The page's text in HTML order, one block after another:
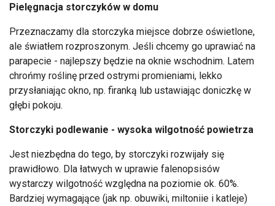
Pielęgnacja storczyków w domu
Przeznaczamy dla storczyka miejsce dobrze oświetlone,
ale światłem rozproszonym. Jeśli chcemy go uprawiać na
parapecie - najlepszy będzie na oknie wschodnim. Latem
chrońmy roślinę przed ostrymi promieniami, lekko
przysłaniając okno, np. firanką lub ustawiając doniczkę w
głębi pokoju.
Storczyki podlewanie - wysoka wilgotność powietrza
Jest niezbędna do tego, by storczyki rozwijały się
prawidłowo. Dla łatwych w uprawie falenopsisów
wystarczy wilgotność względna na poziomie ok. 60%.
Bardziej wymagające (jak np. obuwiki, miltoniie i katleje)